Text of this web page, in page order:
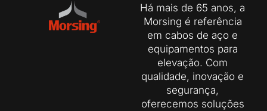
Há mais de 65 anos, a
Morsing é referência
em cabos de aço e
equipamentos para
elevação. Com
qualidade, inovação e
segurança,
oferecemos soluções